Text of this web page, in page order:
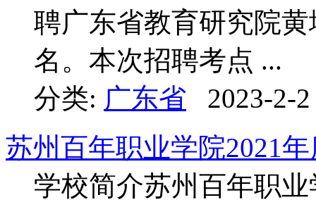
聘广东省教育研究院
名。本次招聘考点 ...
分类: 广东省
2023-2-
苏州百年职业学院2021
学校简介苏州百年职